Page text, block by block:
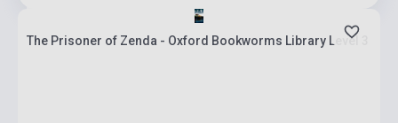
The Prisoner of Zenda - Oxford Bookworms Library Level 3